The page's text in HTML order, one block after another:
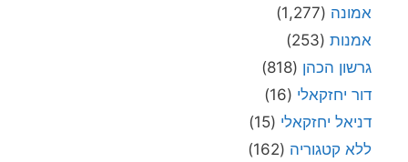
אמונה (1,277)
אמנות (253)
גרשון הכהן (818)
דור יחזקאלי (16)
דניאל יחזקאלי (15)
ללא קטגוריה (162)